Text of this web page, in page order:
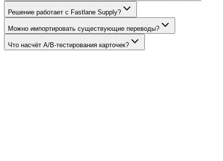
Решение работает с Fastlane Supply?
Можно импортировать существующие переводы?
Что насчёт A/B-тестирования карточек?